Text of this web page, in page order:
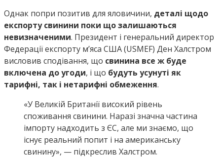
Однак попри позитив для яловичини, деталі щодо
експорту свинини поки що залишаються
невизначеними. Президент і генеральний директор
Федерації експорту м’яса США (USMEF) Ден Халстром
висловив сподівання, що свинина все ж буде
включена до угоди, і що будуть усунуті як
тарифні, так і нетарифні обмеження.
«У Великій Британії високий рівень
споживання свинини. Наразі значна частина
імпорту надходить з ЄС, але ми знаємо, що
існує реальний попит і на американську
свинину», — підкреслив Халстром.